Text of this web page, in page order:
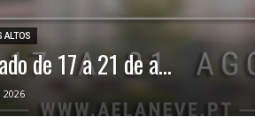
ALTOS
de 17 a 21 de a...
2026